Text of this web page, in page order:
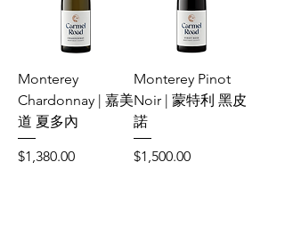
Monterey
Chardonnay | 嘉美
道 夏多內
Price
$1,380.00
Monterey Pinot
Noir | 蒙特利 黑皮
諾
Price
$1,500.00